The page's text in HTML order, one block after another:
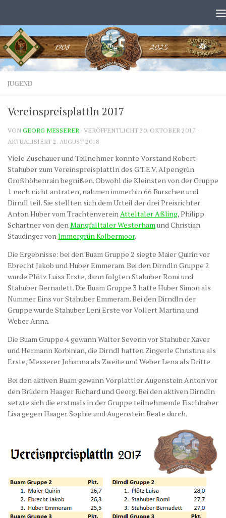
JUGEND
Vereinspreisplattln 2017
VONGEORG MESSERER · VERÖFFENTLICHT20. OKTOBER 2017 ·
AKTUALISIERT2. AUGUST 2018
Viele Zuschauer und Teilnehmer konnte Vorstand Robert
Stahuber zum Vereinspreisplattln des G.T.E.V. Alpengrün
Großhöhenrain begrüßen. Obwohl die Kleinsten von der Gruppe
1 noch nicht antraten, nahmen immerhin 66 Burschen und
Dirndl teil. Sie stellten sich dem Urteil der drei Preisrichter
Anton Huber vom TrachtenvereinAtteltaler Aßling, Philipp
Schartner von denMangfalltaler Westerhamund Christian
Staudinger vonImmergrün Kolbermoor.
Die Ergebnisse: bei den Buam Gruppe 2 siegte Maier Quirin vor
Ebrecht Jakob und Huber Emmeram. Bei den Dirndln Gruppe 2
wurde Plötz Luisa Erste, dann folgten Stahuber Romi und
Stahuber Bernadett. Die Buam Gruppe 3 hatte Huber Simon als
Nummer Eins vor Stahuber Emmeram. Bei den Dirndln der
Gruppe wurde Stahuber Leni Erste vor Vollert Martina und
Weber Anna.
Die Buam Gruppe 4 gewann Walter Severin vor Stahuber Xaver
und Hermann Korbinian, die Dirndl hatten Zingerle Christina als
Erste, Messerer Johanna als Zweite und Weber Lena als Dritte.
Bei den aktiven Buam gewann Vorplattler Augenstein Anton vor
den Brüdern Haager Richard und Georg. Bei den aktiven Dirndln
setzte sich die erstmals in der Gruppe teilnehmende Fischhaber
Lisa gegen Haager Sophie und Augenstein Beate durch.